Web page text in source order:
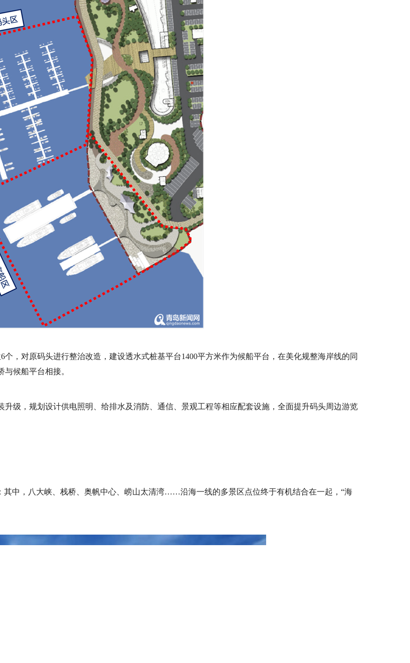
，对原码头进行整治改造，建设透水式桩基平台1400平方米作为候船平台，在美化规整海岸线的同
候船平台相接。
级，规划设计供电照明、给排水及消防、通信、景观工程等相应配套设施，全面提升码头周边游览
其中，八大峡、栈桥、奥帆中心、崂山太清湾……沿海一线的多景区点位终于有机结合在一起，“海